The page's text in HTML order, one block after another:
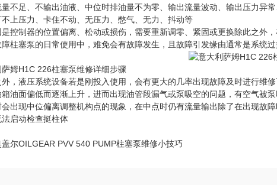
不足、不输出油液、中位时排油量不为零、输出流量波动、输出压力异
上压力、卡住不动、无压力、憋气、无力、抖动等
控制器的位置偏离、松动或损伤，需要重新调零、紧固或更换除此之外
柱塞泵的日常使用中，难免会有故障发生，且故障引发缘由通常是系统过
姆H1C 226柱塞泵维修详细步骤
，液压系统设备若是刚投入使用，会有更大的几率出现故障及时进行维
油面偏低而逐渐上升，进而出现油管段漏气或泵吸空的问题，有空气被
出现中位偏离调整机构点的现象，在中点时仍有流量输出除了在出现故
启动检查挺柱体
尔OILGEAR PVV 540 PUMP柱塞泵维修小技巧